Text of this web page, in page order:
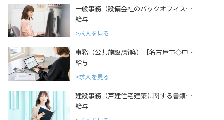
一般事務（設備会社のバックオフィス…
給与
求人を見る
事務（公共施設/新築）【名古屋市◇中…
給与
求人を見る
建設事務（戸建住宅建築に関する書類…
給与